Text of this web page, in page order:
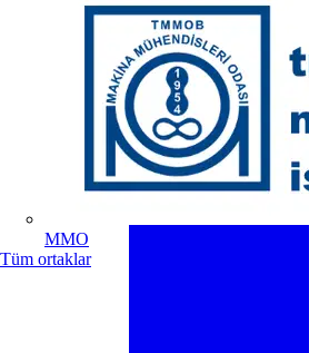
MMO
Tüm ortaklar